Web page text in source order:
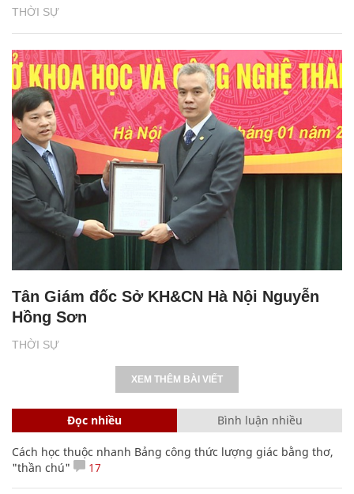
THỜI SỰ
THỜI SỰ
Tân Giám đốc Sở KH&CN Hà Nội Nguyễn
Hồng Sơn
XEM THÊM BÀI VIẾT
Đọc nhiều Bình luận nhiều
Cách học thuộc nhanh Bảng công thức lượng giác bằng thơ,
"thần chú"
17